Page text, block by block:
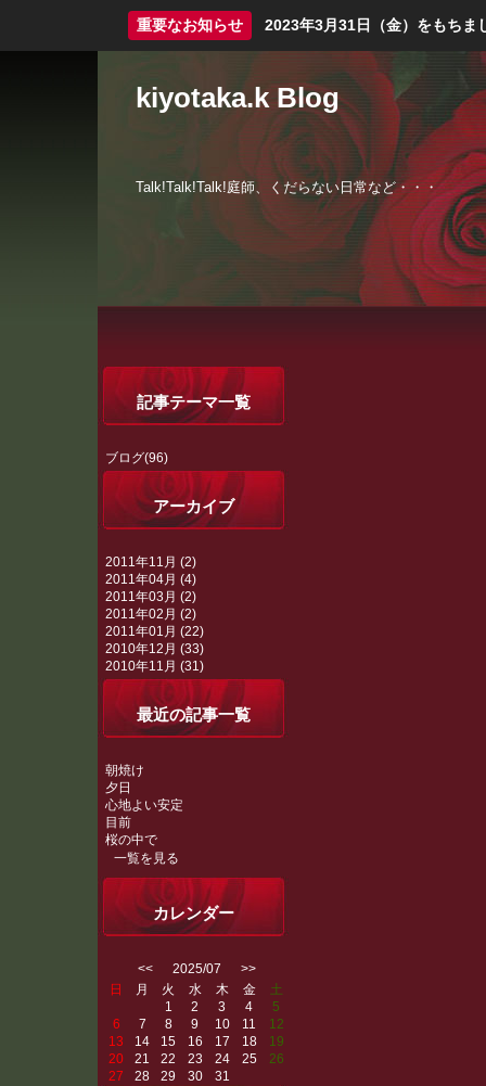
重要なお知らせ 2023年3月31日（金）をもちま
kiyotaka.k Blog
Talk!Talk!Talk!庭師、くだらない日常など・・・
記事テーマ一覧
ブログ(96)
アーカイブ
2011年11月 (2)
2011年04月 (4)
2011年03月 (2)
2011年02月 (2)
2011年01月 (22)
2010年12月 (33)
2010年11月 (31)
最近の記事一覧
朝焼け
夕日
心地よい安定
目前
桜の中で
一覧を見る
カレンダー
<<2025/07 >>
日
月 火 水 木 金
土
1
2 3 4
5
6
7 8 9 10 11
12
13
14 15 16 17 18
19
20
21 22 23 24 25
26
27
28 29 30 31